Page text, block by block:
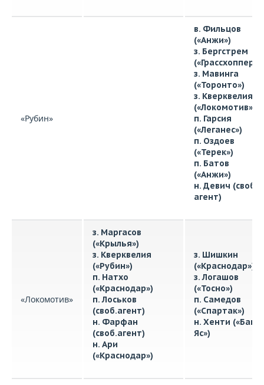
«Рубин»
в. Фильцов
(«Анжи»)
з. Бергстрем
(«Грассхоппер»)
з. Мавинга
(«Торонто»)
з. Кверквелия
(«Локомотив»)
п. Гарсия
(«Леганес»)
п. Оздоев
(«Терек»)
п. Батов
(«Анжи»)
н. Девич (своб.
агент)
«Локомотив»
з. Маргасов
(«Крылья»)
з. Кверквелия
(«Рубин»)
п. Натхо
(«Краснодар»)
п. Лоськов
(своб.агент)
н. Фарфан
(своб.агент)
н. Ари
(«Краснодар»)
з. Шишкин
(«Краснодар»)
з. Логашов
(«Тосно»)
п. Самедов
(«Спартак»)
н. Хенти («Бани
Яс»)